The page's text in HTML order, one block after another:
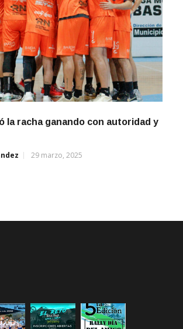
la racha ganando con autoridad y
29 marzo, 2025